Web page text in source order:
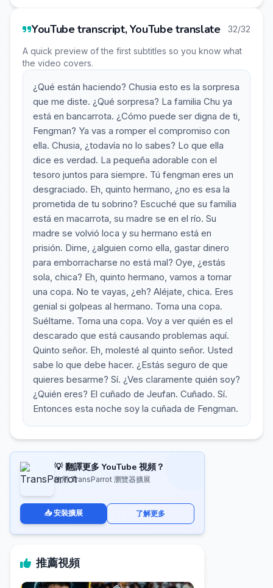
YouTube transcript, YouTube translate 32/32
A quick preview of the first subtitles so you know what
the video covers.
¿Qué están haciendo? Chusia esto es la sorpresa
que me diste. ¿Qué sorpresa? La familia Chu ya
está en bancarrota. ¿Cómo puede ser digna de ti,
Fengman? Ya vas a romper el compromiso con
ella. Chusia, ¿todavía no lo sabes? Lo que ella
dice es verdad. La pequeña adorable con el
tesoro juntos para siempre. Tú fengman eres un
desgraciado. Eh, quinto hermano, ¿no es esa la
prometida de tu sobrino? Escuché que su familia
está en macarrota, su madre se en el río. Su
madre se volvió loca y su hermano está en
prisión. Dime, ¿alguien como ella, gastar dinero
para emborracharse no está mal? Oye, ¿estás
sola, chica? Eh, quinto hermano, vamos a tomar
una copa. No te vayas, ¿eh? Aléjate, chica. Eres
genial si golpeas al hermano. Toma una copa.
Suéltame. Toma una copa. Voy a ver quién es el
descarado que está causando problemas aquí.
Quinto señor. Eh, molesté al quinto señor. Usted
sabe lo que debe hacer. ¿Estás seguro de que
quieres besarme? Sí. ¿Ves claramente quién soy?
¿Quién eres? El cuñado de Jeufan. Cuñado. Sí.
Entonces esta noche soy la cuñada de Fengman.
💡 翻譯更多 YouTube 視頻？
使用 TransParrot 瀏覽器擴展
📥 安裝擴展 了解更多
推薦視頻